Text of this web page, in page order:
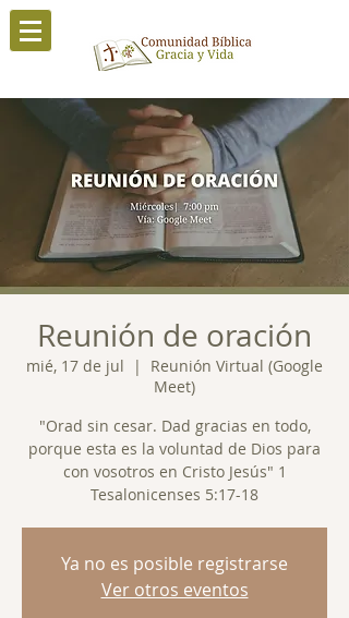
Reunión de oración
mié, 17 de jul
  |
Reunión Virtual (Google
Meet)
"Orad sin cesar. Dad gracias en todo,
porque esta es la voluntad de Dios para
con vosotros en Cristo Jesús" 1
Tesalonicenses 5:17-18
Ya no es posible registrarse
Ver otros eventos